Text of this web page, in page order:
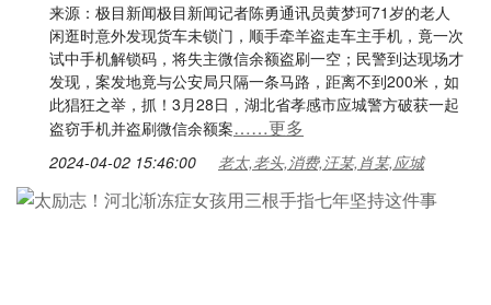
来源：极目新闻极目新闻记者陈勇通讯员黄梦珂71岁的老人
闲逛时意外发现货车未锁门，顺手牵羊盗走车主手机，竟一次
试中手机解锁码，将失主微信余额盗刷一空；民警到达现场才
发现，案发地竟与公安局只隔一条马路，距离不到200米，如
此猖狂之举，抓！3月28日，湖北省孝感市应城警方破获一起
盗窃手机并盗刷微信余额案……更多
2024-04-02 15:46:00 老太,老头,消费,汪某,肖某,应城